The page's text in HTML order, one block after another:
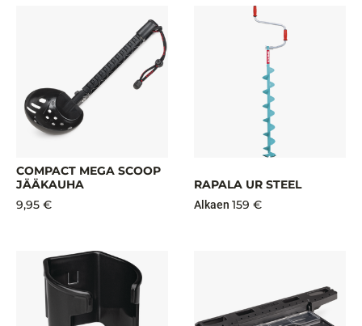
COMPACT MEGA SCOOP
JÄÄKAUHA
9,95 €
RAPALA UR STEEL
Alkaen 159 €